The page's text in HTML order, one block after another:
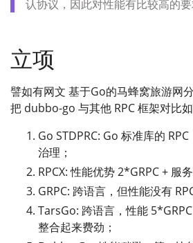
认协议，因此对性能有比较高的要
立项
譬如有网文 基于Go的马蜂窝旅游网
把 dubbo-go 与其他 RPC 框架对比如
Go STDPRC: Go 标准库的
治理；
RPCX: 性能优势 2*GRPC + 服
GRPC: 跨语言，但性能没有
TarsGo: 跨语言，性能
整合起来费劲；